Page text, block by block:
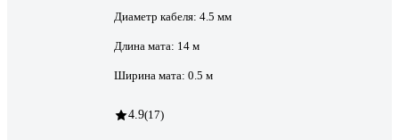
Диаметр кабеля: 4.5 мм
Длина мата: 14 м
Ширина мата: 0.5 м
4.9(17)